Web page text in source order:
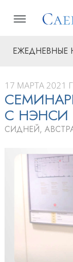
ЕЖЕДНЕВНЫЕ
17 МАРТА 2021
С НЭНСИ
СИДНЕЙ,